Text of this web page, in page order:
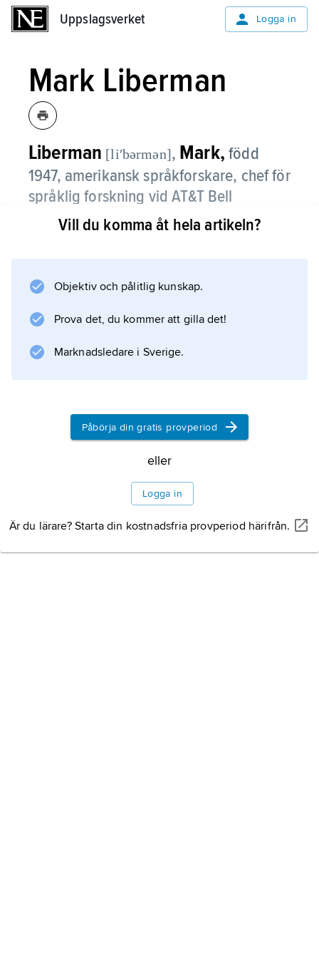
Uppslagsverket Logga in
Mark Liberman
Liberman [liʹbərmən], Mark, född
1947, amerikansk språkforskare, chef för
språklig forskning vid AT&T Bell
Laboratories 1987–90, professor vid
Han har (tillsammans med Alan Prince)
utarbetat den metriska fonologin, en modell
för beskrivning av ett språks ljudlära.
Vill du komma åt hela artikeln?
Objektiv och pålitlig kunskap.
Prova det, du kommer att gilla det!
Marknadsledare i Sverige.
Påbörja din gratis provperiod
eller
Logga in
Är du lärare? Starta din kostnadsfria provperiod härifrån.